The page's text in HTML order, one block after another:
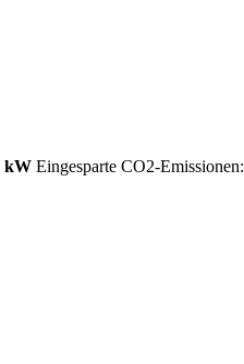
kW Eingesparte CO2-Emissionen: